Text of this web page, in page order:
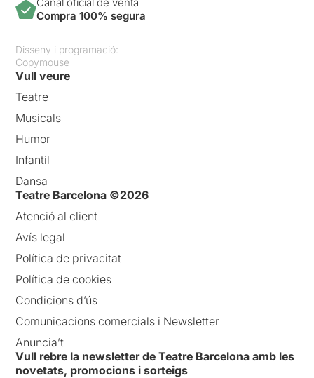
Compra 100% segura
Disseny i programació:
Copymouse
Vull veure
Teatre
Musicals
Humor
Infantil
Dansa
Teatre Barcelona ©2026
Atenció al client
Avís legal
Política de privacitat
Política de cookies
Condicions d’ús
Comunicacions comercials i Newsletter
Anuncia’t
Vull rebre la newsletter de Teatre Barcelona amb les
novetats, promocions i sorteigs